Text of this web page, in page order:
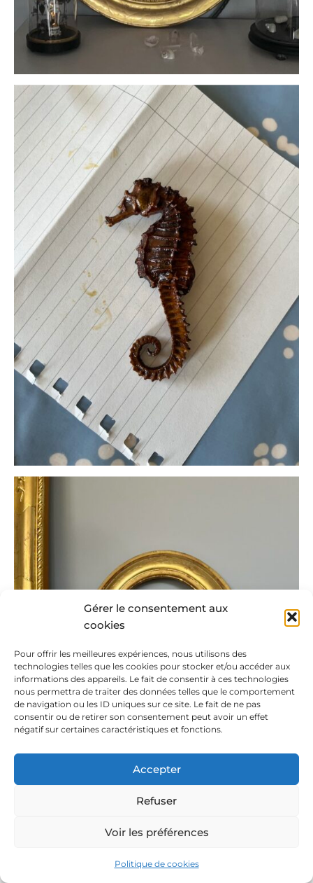
Gérer le consentement aux
cookies
Pour offrir les meilleures expériences, nous utilisons des
technologies telles que les cookies pour stocker et/ou accéder aux
informations des appareils. Le fait de consentir à ces technologies
nous permettra de traiter des données telles que le comportement
de navigation ou les ID uniques sur ce site. Le fait de ne pas
consentir ou de retirer son consentement peut avoir un effet
négatif sur certaines caractéristiques et fonctions.
Accepter
Refuser
Voir les préférences
Politique de cookies